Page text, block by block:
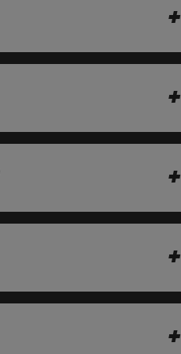
+
+
+
+
+